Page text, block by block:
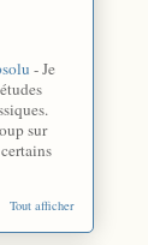
-Je
sur
Tout afficher